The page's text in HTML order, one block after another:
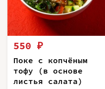
550 ₽
Поке с копчёным
тофу (в основе
листья салата)